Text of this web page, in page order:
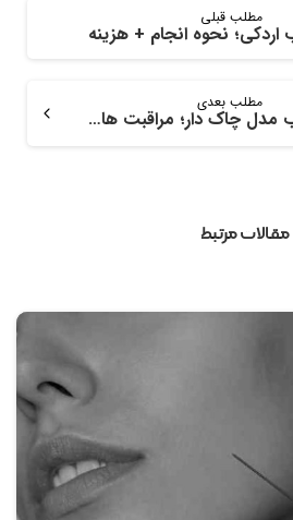
مطلب قبلی
اردکی؛ نحوه انجام + هزینه
مطلب بعدی
تزریق ژل لب مدل چاک دار؛ مراقبت ها + هزینه
مقالات مرتبط